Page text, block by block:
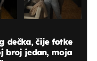
dečka, čije fotke
broj jedan, moja